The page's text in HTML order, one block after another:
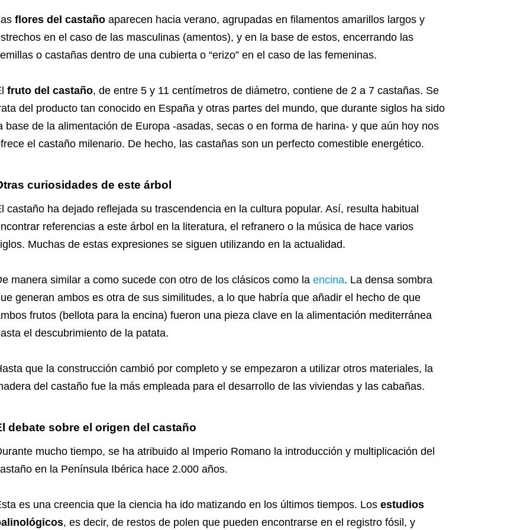
flores del castañoaparecen hacia verano, agrupadas en filamentos amarillos largos y
en el caso de las masculinas (amentos), y en la base de estos, encerrando las
o castañas dentro de una cubierta o “erizo” en el caso de las femeninas.
fruto del castaño, de entre 5 y 11 centímetros de diámetro, contiene de 2 a 7 castañas. Se
del producto tan conocido en España y otras partes del mundo, que durante siglos ha sido
base de la alimentación de Europa -asadas, secas o en forma de harina- y que aún hoy nos
el castaño milenario. De hecho, las castañas son un perfecto comestible energético.
curiosidades de este árbol
castaño ha dejado reflejada su trascendencia en la cultura popular. Así, resulta habitual
referencias a este árbol en la literatura, el refranero o la música de hace varios
Muchas de estas expresiones se siguen utilizando en la actualidad.
manera similar a como sucede con otro de los clásicos como la encina. La densa sombra
generan ambos es otra de sus similitudes, a lo que habría que añadir el hecho de que
frutos (bellota para la encina) fueron una pieza clave en la alimentación mediterránea
el descubrimiento de la patata.
que la construcción cambió por completo y se empezaron a utilizar otros materiales, la
del castaño fue la más empleada para el desarrollo de las viviendas y las cabañas.
debate sobre el origen del castaño
mucho tiempo, se ha atribuido al Imperio Romano la introducción y multiplicación del
en la Península Ibérica hace 2.000 años.
es una creencia que la ciencia ha ido matizando en los últimos tiempos. Los estudios
, es decir, de restos de polen que pueden encontrarse en el registro fósil, y